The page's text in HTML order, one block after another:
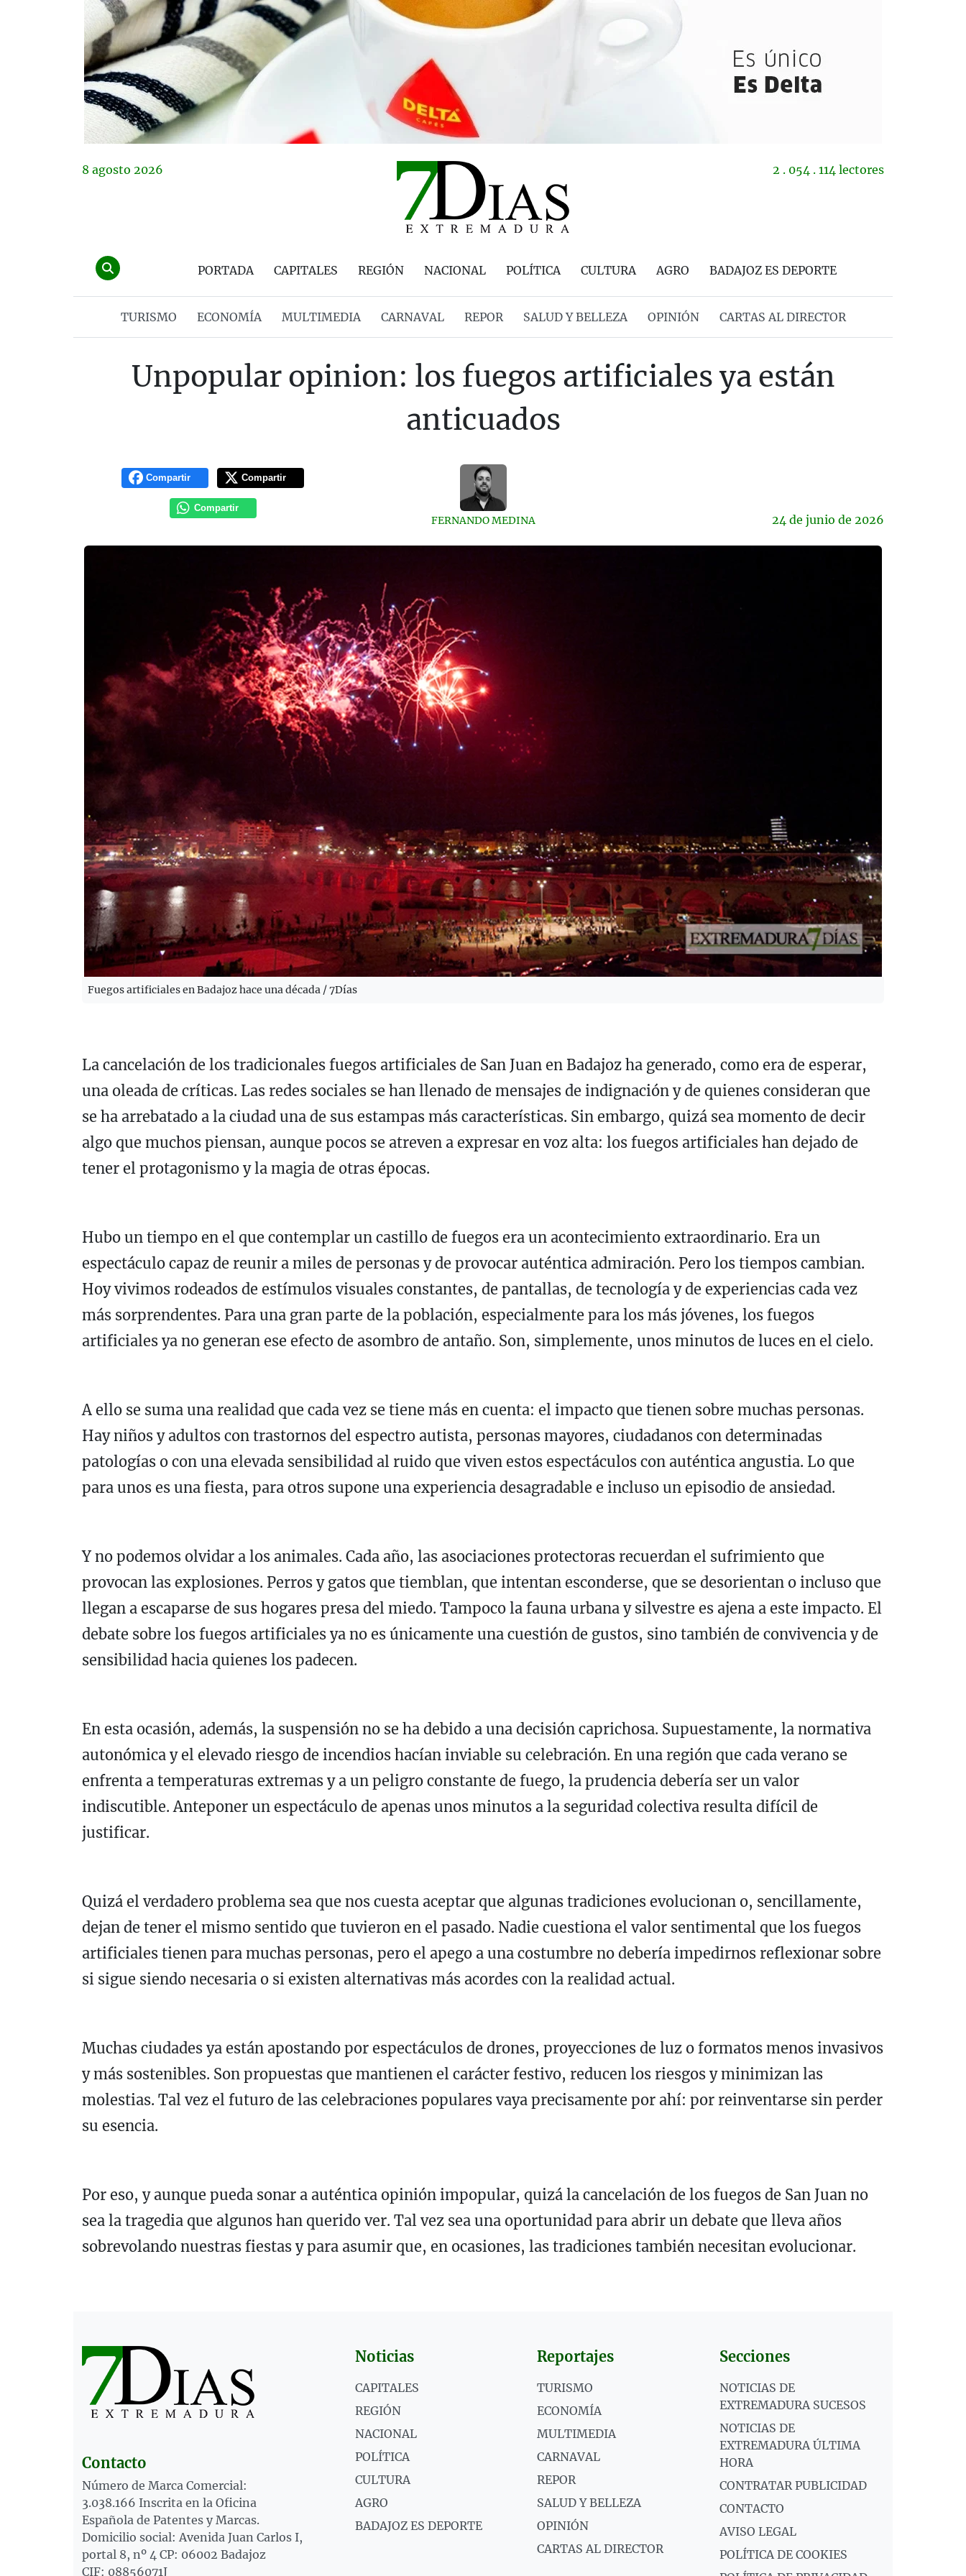
8 agosto 2026 2 . 054 . 114 lectores
PORTADA CAPITALES REGIÓN NACIONAL POLÍTICA CULTURA AGRO BADAJOZ ES DEPORTE
TURISMO ECONOMÍA MULTIMEDIA CARNAVAL REPOR SALUD Y BELLEZA OPINIÓN CARTAS AL DIRECTOR
Unpopular opinion: los fuegos artificiales ya están
anticuados
Compartir Compartir
Compartir
FERNANDO MEDINA 24 de junio de 2026
Fuegos artificiales en Badajoz hace una década / 7Días
La cancelación de los tradicionales fuegos artificiales de San Juan en Badajoz ha generado, como era de esperar,
una oleada de críticas. Las redes sociales se han llenado de mensajes de indignación y de quienes consideran que
se ha arrebatado a la ciudad una de sus estampas más características. Sin embargo, quizá sea momento de decir
algo que muchos piensan, aunque pocos se atreven a expresar en voz alta: los fuegos artificiales han dejado de
tener el protagonismo y la magia de otras épocas.
Hubo un tiempo en el que contemplar un castillo de fuegos era un acontecimiento extraordinario. Era un
espectáculo capaz de reunir a miles de personas y de provocar auténtica admiración. Pero los tiempos cambian.
Hoy vivimos rodeados de estímulos visuales constantes, de pantallas, de tecnología y de experiencias cada vez
más sorprendentes. Para una gran parte de la población, especialmente para los más jóvenes, los fuegos
artificiales ya no generan ese efecto de asombro de antaño. Son, simplemente, unos minutos de luces en el cielo.
A ello se suma una realidad que cada vez se tiene más en cuenta: el impacto que tienen sobre muchas personas.
Hay niños y adultos con trastornos del espectro autista, personas mayores, ciudadanos con determinadas
patologías o con una elevada sensibilidad al ruido que viven estos espectáculos con auténtica angustia. Lo que
para unos es una fiesta, para otros supone una experiencia desagradable e incluso un episodio de ansiedad.
Y no podemos olvidar a los animales. Cada año, las asociaciones protectoras recuerdan el sufrimiento que
provocan las explosiones. Perros y gatos que tiemblan, que intentan esconderse, que se desorientan o incluso que
llegan a escaparse de sus hogares presa del miedo. Tampoco la fauna urbana y silvestre es ajena a este impacto. El
debate sobre los fuegos artificiales ya no es únicamente una cuestión de gustos, sino también de convivencia y de
sensibilidad hacia quienes los padecen.
En esta ocasión, además, la suspensión no se ha debido a una decisión caprichosa. Supuestamente, la normativa
autonómica y el elevado riesgo de incendios hacían inviable su celebración. En una región que cada verano se
enfrenta a temperaturas extremas y a un peligro constante de fuego, la prudencia debería ser un valor
indiscutible. Anteponer un espectáculo de apenas unos minutos a la seguridad colectiva resulta difícil de
justificar.
Quizá el verdadero problema sea que nos cuesta aceptar que algunas tradiciones evolucionan o, sencillamente,
dejan de tener el mismo sentido que tuvieron en el pasado. Nadie cuestiona el valor sentimental que los fuegos
artificiales tienen para muchas personas, pero el apego a una costumbre no debería impedirnos reflexionar sobre
si sigue siendo necesaria o si existen alternativas más acordes con la realidad actual.
Muchas ciudades ya están apostando por espectáculos de drones, proyecciones de luz o formatos menos invasivos
y más sostenibles. Son propuestas que mantienen el carácter festivo, reducen los riesgos y minimizan las
molestias. Tal vez el futuro de las celebraciones populares vaya precisamente por ahí: por reinventarse sin perder
su esencia.
Por eso, y aunque pueda sonar a auténtica opinión impopular, quizá la cancelación de los fuegos de San Juan no
sea la tragedia que algunos han querido ver. Tal vez sea una oportunidad para abrir un debate que lleva años
sobrevolando nuestras fiestas y para asumir que, en ocasiones, las tradiciones también necesitan evolucionar.
Contacto
Número de Marca Comercial:
3.038.166 Inscrita en la Oficina
Española de Patentes y Marcas.
Domicilio social: Avenida Juan Carlos I,
portal 8, nº 4 CP: 06002 Badajoz
CIF: 08856071J
Noticias
CAPITALES
REGIÓN
NACIONAL
POLÍTICA
CULTURA
AGRO
BADAJOZ ES DEPORTE
Reportajes
TURISMO
ECONOMÍA
MULTIMEDIA
CARNAVAL
REPOR
SALUD Y BELLEZA
OPINIÓN
CARTAS AL DIRECTOR
Secciones
NOTICIAS DE
EXTREMADURA SUCESOS
NOTICIAS DE
EXTREMADURA ÚLTIMA
HORA
CONTRATAR PUBLICIDAD
CONTACTO
AVISO LEGAL
POLÍTICA DE COOKIES